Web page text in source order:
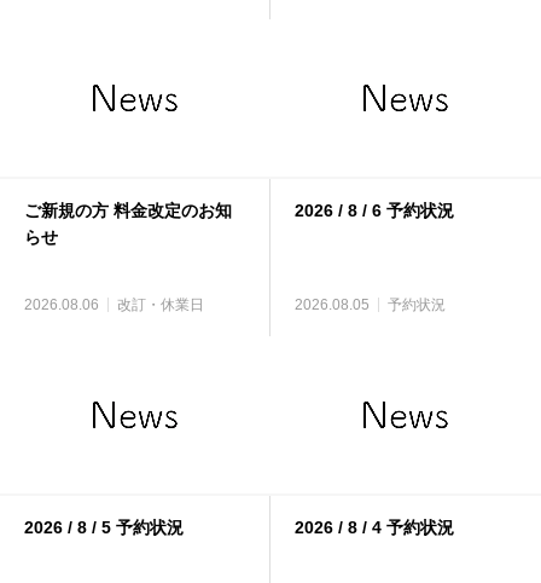
ご新規の方 料金改定のお知
らせ
2026.08.06 改訂・休業日
2026 / 8 / 6 予約状況
2026.08.05 予約状況
2026 / 8 / 5 予約状況 2026 / 8 / 4 予約状況